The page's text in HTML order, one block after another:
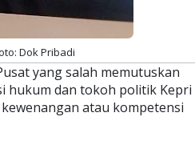
Dok Pribadi
yang salah memutuskan
hukum dan tokoh politik Kepri
atau kompetensi